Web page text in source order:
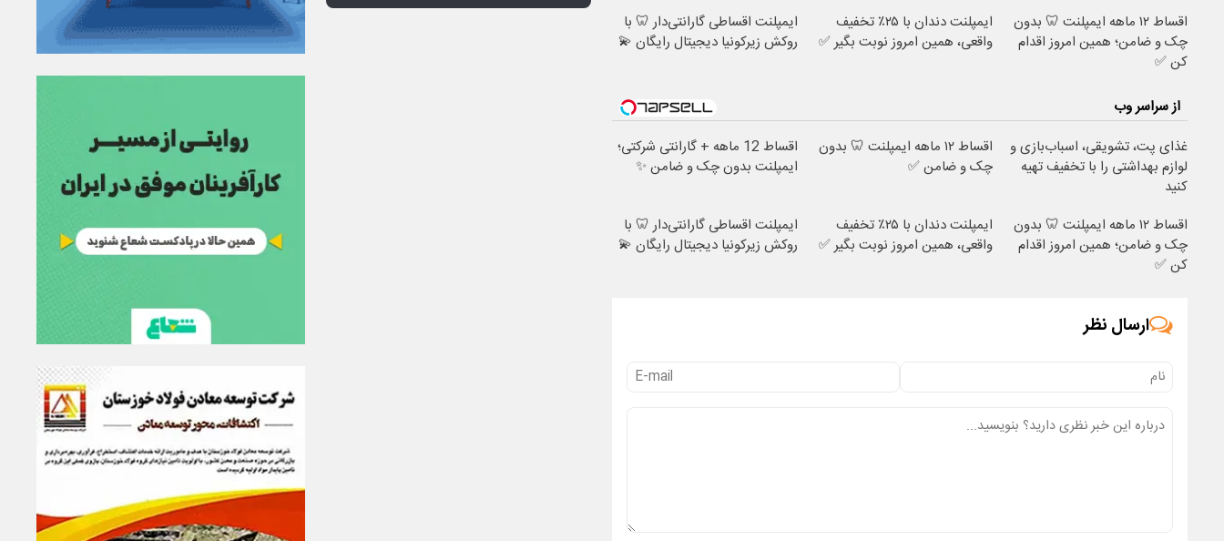
اقساط ۱۲ ماهه ایمپلنت 🦷 بدون
چک و ضامن؛ همین امروز اقدام
کن ✅
ایمپلنت دندان با ۲۵٪ تخفیف
واقعی، همین امروز نوبت بگیر ✅
ایمپلنت اقساطی گارانتی‌دار 🦷 با
روکش زیرکونیا دیجیتال رایگان 💫
از سراسر وب
غذای پت، تشویقی، اسباب‌بازی و
لوازم بهداشتی را با تخفیف تهیه
کنید
اقساط ۱۲ ماهه ایمپلنت 🦷 بدون
چک و ضامن ✅
اقساط 12 ماهه + گارانتی شرکتی؛
ایمپلنت بدون چک و ضامن ✨
اقساط ۱۲ ماهه ایمپلنت 🦷 بدون
چک و ضامن؛ همین امروز اقدام
کن ✅
ایمپلنت دندان با ۲۵٪ تخفیف
واقعی، همین امروز نوبت بگیر ✅
ایمپلنت اقساطی گارانتی‌دار 🦷 با
روکش زیرکونیا دیجیتال رایگان 💫
ارسال نظر